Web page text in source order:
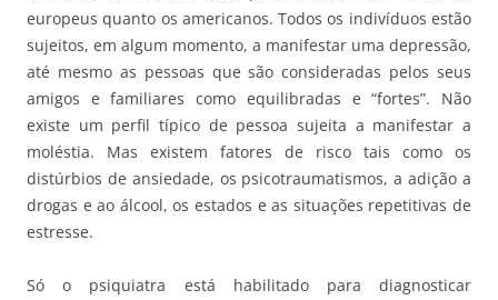
europeus quanto os americanos. Todos os indivíduos estão
sujeitos, em algum momento, a manifestar uma depressão,
até mesmo as pessoas que são consideradas pelos seus
amigos e familiares como equilibradas e “fortes”. Não
existe um perfil típico de pessoa sujeita a manifestar a
moléstia. Mas existem fatores de risco tais como os
distúrbios de ansiedade, os psicotraumatismos, a adição a
drogas e ao álcool, os estados e as situações repetitivas de
estresse.
Só o psiquiatra está habilitado para diagnosticar